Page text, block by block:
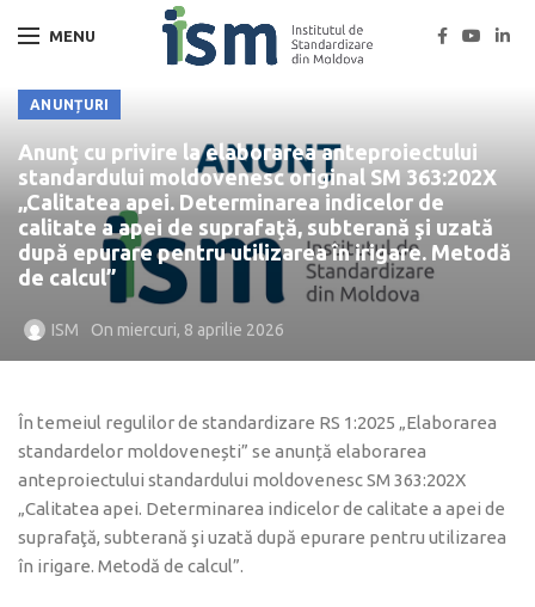
MENU
ANUNȚURI
Anunţ cu privire la elaborarea anteproiectului
standardului moldovenesc original SM 363:202X
„Calitatea apei. Determinarea indicelor de
calitate a apei de suprafaţă, subterană şi uzată
după epurare pentru utilizarea în irigare. Metodă
de calcul”
ISM On miercuri, 8 aprilie 2026
În temeiul regulilor de standardizare RS 1:2025 „Elaborarea
standardelor moldovenești” se anunță elaborarea
anteproiectului standardului moldovenesc SM 363:202X
„Calitatea apei. Determinarea indicelor de calitate a apei de
suprafaţă, subterană şi uzată după epurare pentru utilizarea
în irigare. Metodă de calcul”.